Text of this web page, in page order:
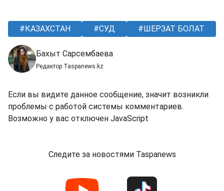
КАЗАХСТАН СУД ШЕРЗАТ БОЛАТ
Бахыт Сарсембаева
Редактор Taspanews.kz
Если вы видите данное сообщение, значит возникли
проблемы с работой системы комментариев.
Возможно у вас отключен JavaScript
Следите за новостями Taspanews